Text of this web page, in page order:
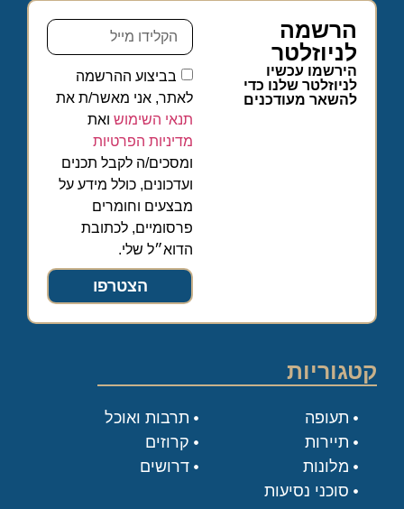
הרשמה
לניוזלטר
הירשמו עכשיו
לניוזלטר שלנו כדי
להשאר מעודכנים
בביצוע ההרשמה
לאתר, אני מאשר/ת את
תנאי השימוש ואת
מדיניות הפרטיות
ומסכים/ה לקבל תכנים
ועדכונים, כולל מידע על
מבצעים וחומרים
פרסומיים, לכתובת
הדוא״ל שלי.
הצטרפו
קטגוריות
תעופה
תיירות
מלונות
סוכני נסיעות
תרבות ואוכל
קרוזים
דרושים